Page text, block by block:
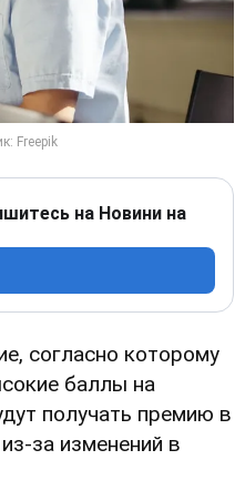
на Новини на
согласно которому
баллы на
получать премию в
за изменений в